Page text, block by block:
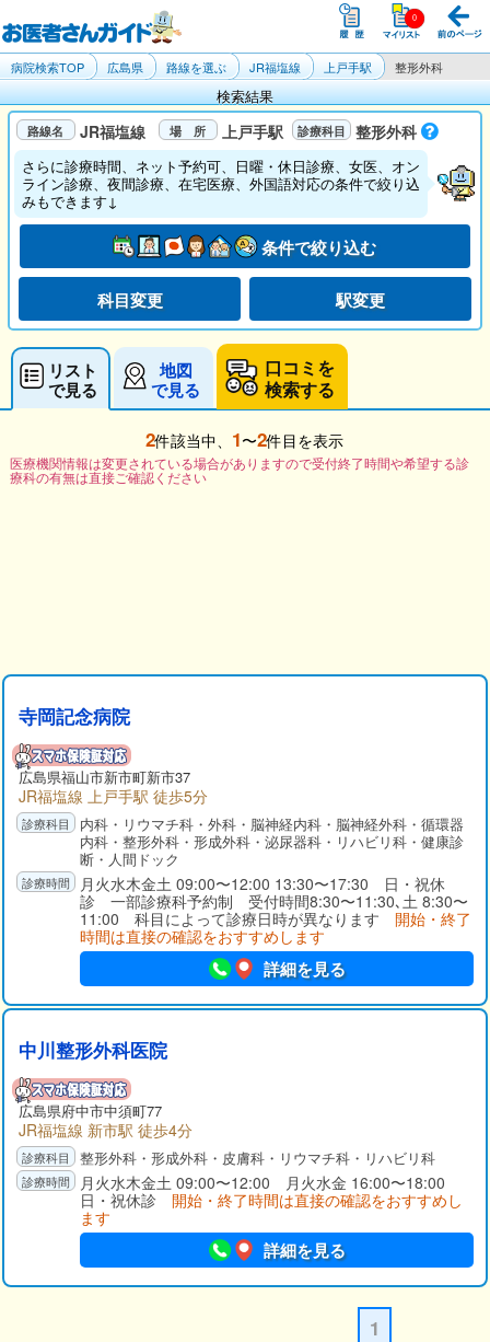
病院検索TOP 広島県 路線を選ぶ JR福塩線 上戸手駅 整形外科
検索結果
JR福塩線 上戸手駅 整形外科
さらに診療時間、ネット予約可、日曜・休日診療、女医、オン
ライン診療、夜間診療、在宅医療、外国語対応の条件で絞り込
みもできます↓
条件で絞り込む
科目変更 駅変更
リスト
で見る
地図
で見る
口コミを
検索する
2件該当中、 1〜2件目を表示
医療機関情報は変更されている場合がありますので受付終了時間や希望する診
療科の有無は直接ご確認ください
寺岡記念病院
広島県福山市新市町新市37
JR福塩線 上戸手駅 徒歩5分
内科・リウマチ科・外科・脳神経内科・脳神経外科・循環器
内科・整形外科・形成外科・泌尿器科・リハビリ科・健康診
断・人間ドック
月火水木金土 09:00〜12:00 13:30〜17:30 日・祝休
診 一部診療科予約制 受付時間8:30〜11:30､土 8:30〜
11:00 科目によって診療日時が異なります 開始・終了
時間は直接の確認をおすすめします
詳細を見る
中川整形外科医院
広島県府中市中須町77
JR福塩線 新市駅 徒歩4分
整形外科・形成外科・皮膚科・リウマチ科・リハビリ科
月火水木金土 09:00〜12:00 月火水金 16:00〜18:00
日・祝休診 開始・終了時間は直接の確認をおすすめし
ます
詳細を見る
1